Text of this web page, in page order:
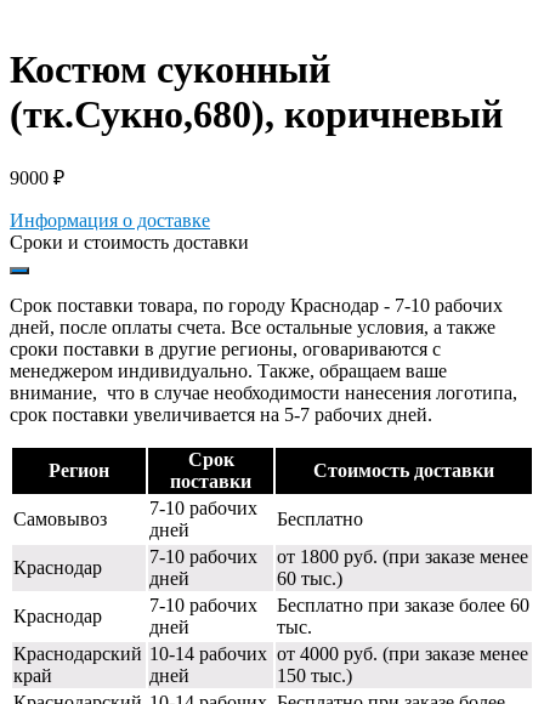
Костюм суконный
(тк.Сукно,680), коричневый
9000 ₽
Информация о доставке
Сроки и стоимость доставки
Срок поставки товара, по городу Краснодар - 7-10 рабочих
дней, после оплаты счета. Все остальные условия, а также
сроки поставки в другие регионы, оговариваются с
менеджером индивидуально. Также, обращаем ваше
внимание, что в случае необходимости нанесения логотипа,
срок поставки увеличивается на 5-7 рабочих дней.
Регион
Срок
поставки
Стоимость доставки
Самовывоз
7-10 рабочих
дней
Бесплатно
Краснодар
7-10 рабочих
дней
от 1800 руб. (при заказе менее
60 тыс.)
Краснодар
7-10 рабочих
дней
Бесплатно при заказе более 60
тыс.
Краснодарский
край
10-14 рабочих
дней
от 4000 руб. (при заказе менее
150 тыс.)